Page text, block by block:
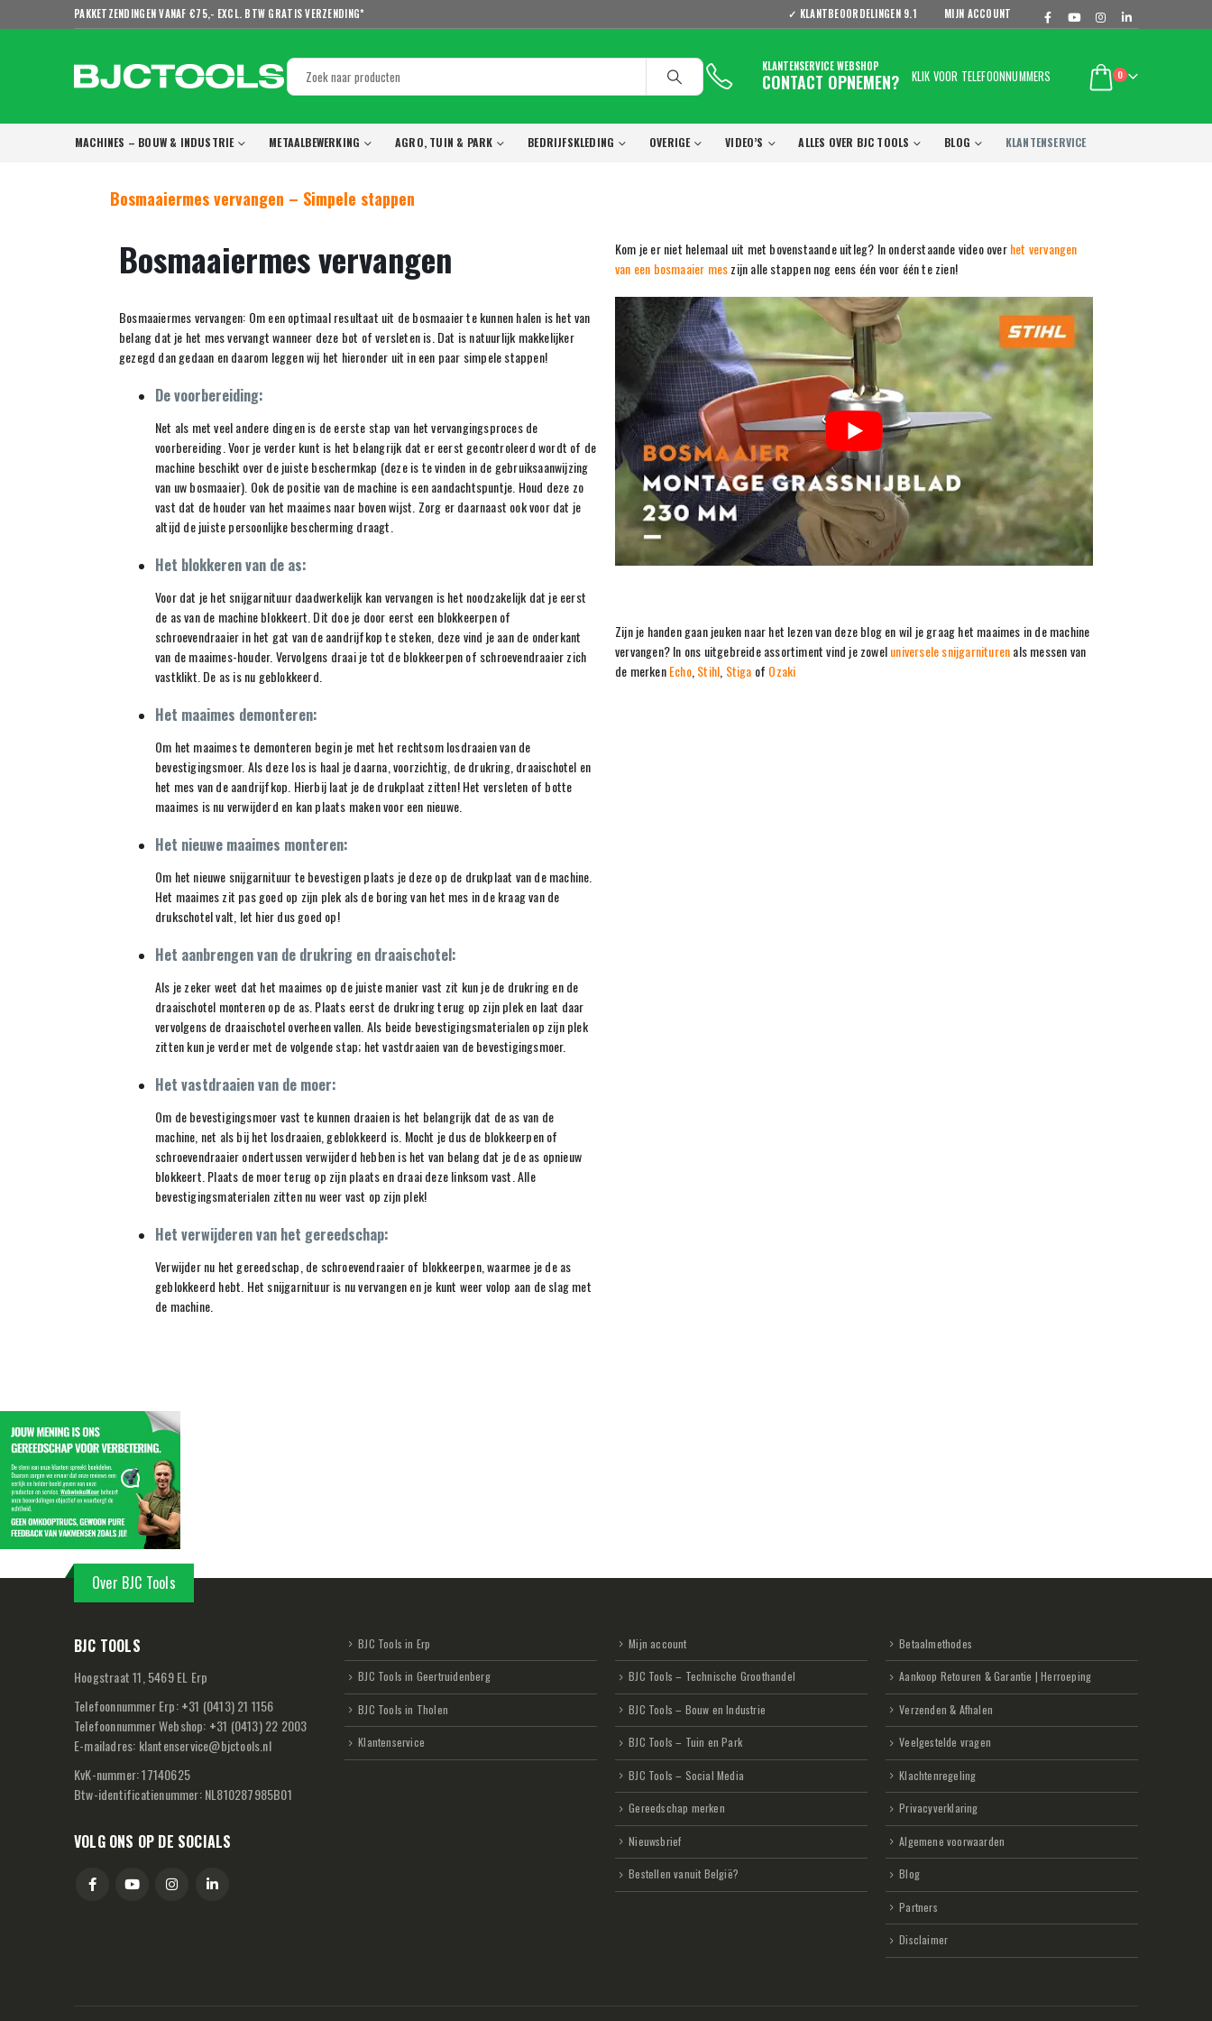
PAKKETZENDINGEN VANAF €75,- EXCL. BTW GRATIS VERZENDING* ✓ KLANTBEOORDELINGEN 9.1 MIJN ACCOUNT
KLANTENSERVICE WEBSHOP
CONTACT OPNEMEN? KLIK VOOR TELEFOONNUMMERS 0
MACHINES – BOUW & INDUSTRIE METAALBEWERKING AGRO, TUIN & PARK BEDRIJFSKLEDING OVERIGE VIDEO’S ALLES OVER BJC TOOLS BLOG KLANTENSERVICE
Bosmaaiermes vervangen – Simpele stappen
Bosmaaiermes vervangen
Bosmaaiermes vervangen: Om een optimaal resultaat uit de bosmaaier te kunnen halen is het van
belang dat je het mes vervangt wanneer deze bot of versleten is. Dat is natuurlijk makkelijker
gezegd dan gedaan en daarom leggen wij het hieronder uit in een paar simpele stappen!
De voorbereiding:
Net als met veel andere dingen is de eerste stap van het vervangingsproces de
voorbereiding. Voor je verder kunt is het belangrijk dat er eerst gecontroleerd wordt of de
machine beschikt over de juiste beschermkap (deze is te vinden in de gebruiksaanwijzing
van uw bosmaaier). Ook de positie van de machine is een aandachtspuntje. Houd deze zo
vast dat de houder van het maaimes naar boven wijst. Zorg er daarnaast ook voor dat je
altijd de juiste persoonlijke bescherming draagt.
Het blokkeren van de as:
Voor dat je het snijgarnituur daadwerkelijk kan vervangen is het noodzakelijk dat je eerst
de as van de machine blokkeert. Dit doe je door eerst een blokkeerpen of
schroevendraaier in het gat van de aandrijfkop te steken, deze vind je aan de onderkant
van de maaimes-houder. Vervolgens draai je tot de blokkeerpen of schroevendraaier zich
vastklikt. De as is nu geblokkeerd.
Het maaimes demonteren:
Om het maaimes te demonteren begin je met het rechtsom losdraaien van de
bevestigingsmoer. Als deze los is haal je daarna, voorzichtig, de drukring, draaischotel en
het mes van de aandrijfkop. Hierbij laat je de drukplaat zitten! Het versleten of botte
maaimes is nu verwijderd en kan plaats maken voor een nieuwe.
Het nieuwe maaimes monteren:
Om het nieuwe snijgarnituur te bevestigen plaats je deze op de drukplaat van de machine.
Het maaimes zit pas goed op zijn plek als de boring van het mes in de kraag van de
drukschotel valt, let hier dus goed op!
Het aanbrengen van de drukring en draaischotel:
Als je zeker weet dat het maaimes op de juiste manier vast zit kun je de drukring en de
draaischotel monteren op de as. Plaats eerst de drukring terug op zijn plek en laat daar
vervolgens de draaischotel overheen vallen. Als beide bevestigingsmaterialen op zijn plek
zitten kun je verder met de volgende stap; het vastdraaien van de bevestigingsmoer.
Het vastdraaien van de moer:
Om de bevestigingsmoer vast te kunnen draaien is het belangrijk dat de as van de
machine, net als bij het losdraaien, geblokkeerd is. Mocht je dus de blokkeerpen of
schroevendraaier ondertussen verwijderd hebben is het van belang dat je de as opnieuw
blokkeert. Plaats de moer terug op zijn plaats en draai deze linksom vast. Alle
bevestigingsmaterialen zitten nu weer vast op zijn plek!
Het verwijderen van het gereedschap:
Verwijder nu het gereedschap, de schroevendraaier of blokkeerpen, waarmee je de as
geblokkeerd hebt. Het snijgarnituur is nu vervangen en je kunt weer volop aan de slag met
de machine.
Kom je er niet helemaal uit met bovenstaande uitleg? In onderstaande video overhet vervangen
van een bosmaaier meszijn alle stappen nog eens één voor één te zien!
Zijn je handen gaan jeuken naar het lezen van deze blog en wil je graag het maaimes in de machine
vervangen? In ons uitgebreide assortiment vind je zoweluniversele snijgarniturenals messen van
de merkenEcho, Stihl Stiga of Ozaki
Over BJC Tools
BJC TOOLS
Hoogstraat 11, 5469 EL Erp
Telefoonnummer Erp:+31 (0413) 21 1156
Telefoonnummer Webshop: +31 (0413) 22 2003
E-mailadres: klantenservice@bjctools.nl
KvK-nummer: 17140625
Btw-identificatienummer: NL810287985B01
VOLG ONS OP DE SOCIALS
BJC Tools in Erp
BJC Tools in Geertruidenberg
BJC Tools in Tholen
Klantenservice
Mijn account
BJC Tools – Technische Groothandel
BJC Tools – Bouw en Industrie
BJC Tools – Tuin en Park
BJC Tools – Social Media
Gereedschap merken
Nieuwsbrief
Bestellen vanuit België?
Betaalmethodes
Aankoop Retouren & Garantie | Herroeping
Verzenden & Afhalen
Veelgestelde vragen
Klachtenregeling
Privacyverklaring
Algemene voorwaarden
Blog
Partners
Disclaimer